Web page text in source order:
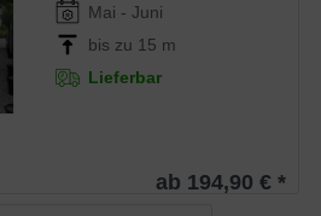
Mai - Juni
bis zu 15 m
Lieferbar
ab 194,90 € *